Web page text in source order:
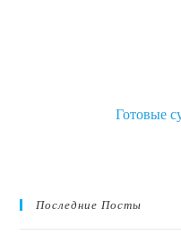
Готовые
Последние Посты